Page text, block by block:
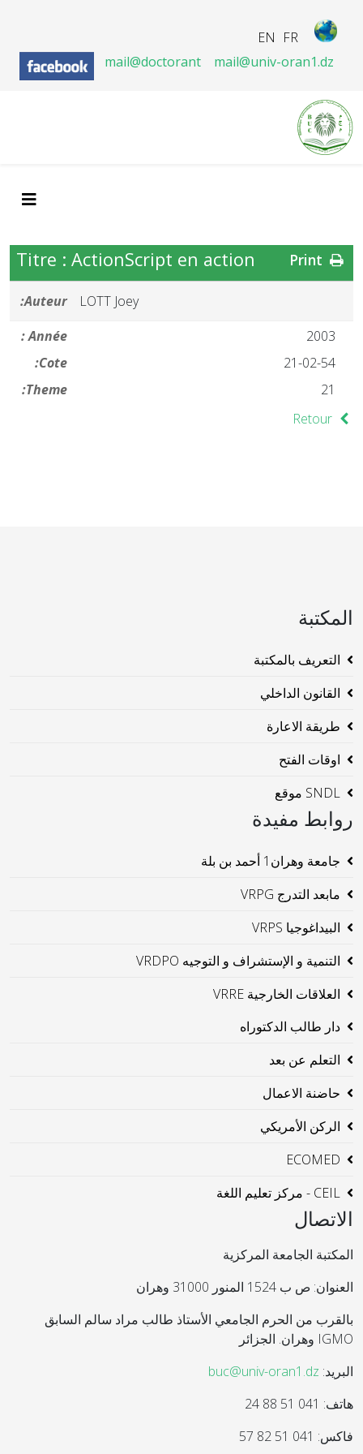
FR
EN
mail@doctorant
mail@univ-oran1.dz
Titre : ActionScript en action
Auteur:
LOTT Joey
Année :
2003
Cote:
21-02-54
Theme:
21
Retour
المكتبة
التعريف بالمكتبة
القانون الداخلي
طريقة الاعارة
اوقات الفتح
SNDL موقع
روابط مفيدة
جامعة وهران1 أحمد بن بلة
مابعد التدرج VRPG
البيداغوجيا VRPS
التنمية و الإستشراف و التوجيه VRDPO
العلاقات الخارجية VRRE
دار طالب الدكتوراه
التعلم عن بعد
حاضنة الاعمال
الركن الأمريكي
ECOMED
CEIL - مركز تعليم اللغة
الاتصال
المكتبة الجامعة المركزية
العنوان: ص ب 1524 المنور 31000 وهران
بالقرب من الحرم الجامعي الأستاذ طالب مراد سالم السابق
IGMO وهران. الجزائر
البريد: buc@univ-oran1.dz
هاتف: 041 51 88 24
فاكس: 041 51 82 57